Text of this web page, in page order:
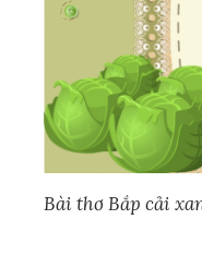
Bài thơ Bắp cải